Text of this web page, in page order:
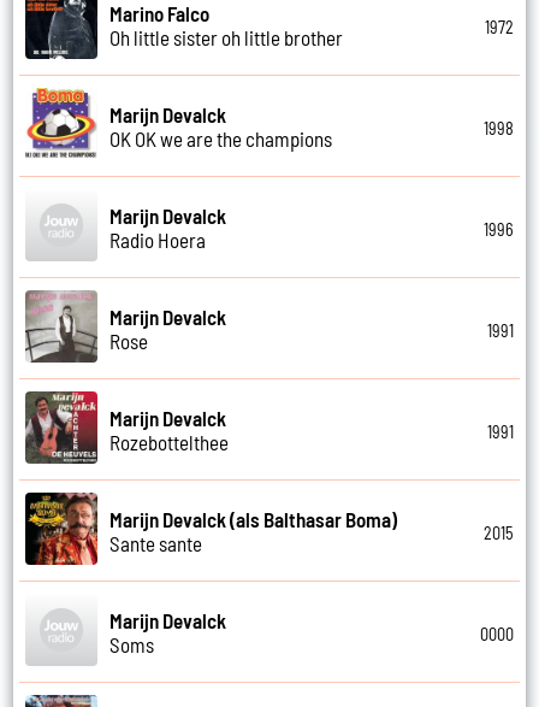
Marino Falco
Oh little sister oh little brother
1972
Marijn Devalck
OK OK we are the champions
1998
Marijn Devalck
Radio Hoera
1996
Marijn Devalck
Rose
1991
Marijn Devalck
Rozebottelthee
1991
Marijn Devalck (als Balthasar Boma)
Sante sante
2015
Marijn Devalck
Soms
0000